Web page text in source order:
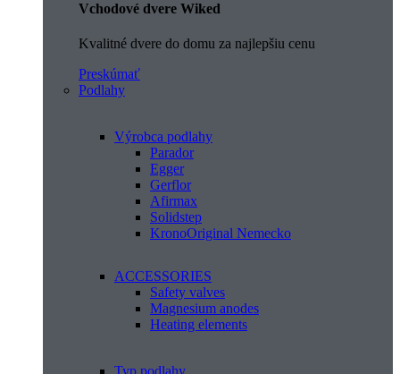
Vchodové dvere Wiked
Kvalitné dvere do domu za najlepšiu cenu
Preskúmať
Podlahy
Výrobca podlahy
Parador
Egger
Gerflor
Afirmax
Solidstep
KronoOriginal Nemecko
ACCESSORIES
Safety valves
Magnesium anodes
Heating elements
Typ podlahy